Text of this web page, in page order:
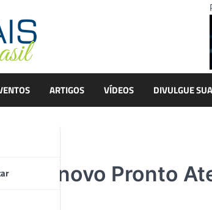
ARTIGOS VÍDEOS DIVULGUE
um novo Pronto